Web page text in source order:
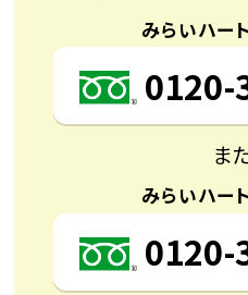
みらいハー
0120-
ま
みらいハー
0120-